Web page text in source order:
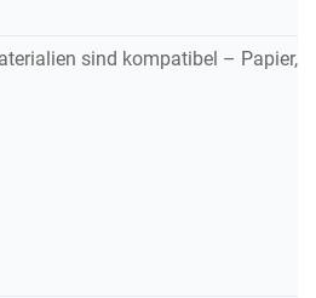
sind kompatibel – Papier,